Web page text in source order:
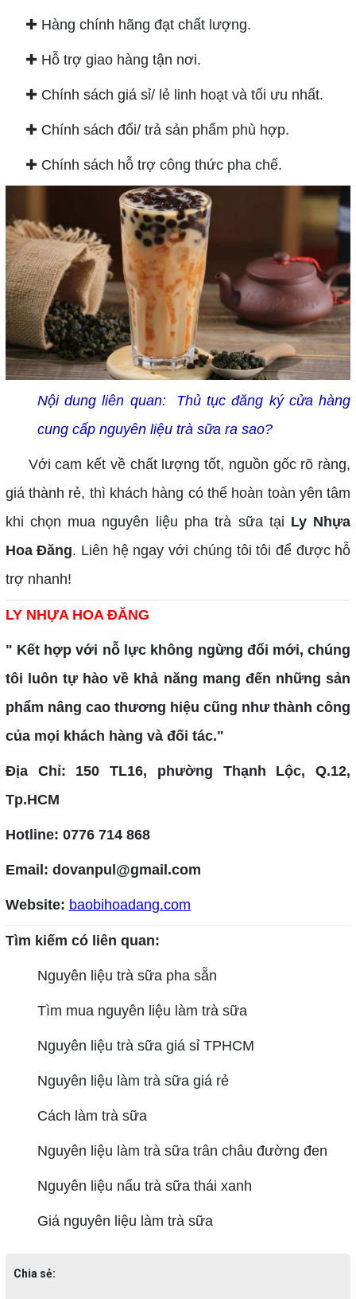
✚ Hàng chính hãng đạt chất lượng.
✚ Hỗ trợ giao hàng tận nơi.
✚ Chính sách giá sỉ/ lẻ linh hoạt và tối ưu nhất.
✚ Chính sách đổi/ trả sản phẩm phù hợp.
✚ Chính sách hỗ trợ công thức pha chế.
Nội dung liên quan:
Thủ tục đăng ký cửa hàng
cung cấp nguyên liệu trà sữa ra sao?
Với cam kết về chất lượng tốt, nguồn gốc rõ ràng,
giá thành rẻ, thì khách hàng có thể hoàn toàn yên tâm
khi chọn mua nguyên liệu pha trà sữa tại Ly Nhựa
Hoa Đăng. Liên hệ ngay với chúng tôi tôi để được hỗ
trợ nhanh!
LY NHỰA HOA ĐĂNG
" Kết hợp với nỗ lực không ngừng đổi mới, chúng
tôi luôn tự hào về khả năng mang đến những sản
phẩm nâng cao thương hiệu cũng như thành công
của mọi khách hàng và đối tác."
Địa Chỉ: 150 TL16, phường Thạnh Lộc, Q.12,
Tp.HCM
Hotline: 0776 714 868
Email: dovanpul@gmail.com
Website: baobihoadang.com
Tìm kiếm có liên quan:
Nguyên liệu trà sữa pha sẵn
Tìm mua nguyên liệu làm trà sữa
Nguyên liệu trà sữa giá sỉ TPHCM
Nguyên liệu làm trà sữa giá rẻ
Cách làm trà sữa
Nguyên liệu làm trà sữa trân châu đường đen
Nguyên liệu nấu trà sữa thái xanh
Giá nguyên liệu làm trà sữa
Chia sẻ: